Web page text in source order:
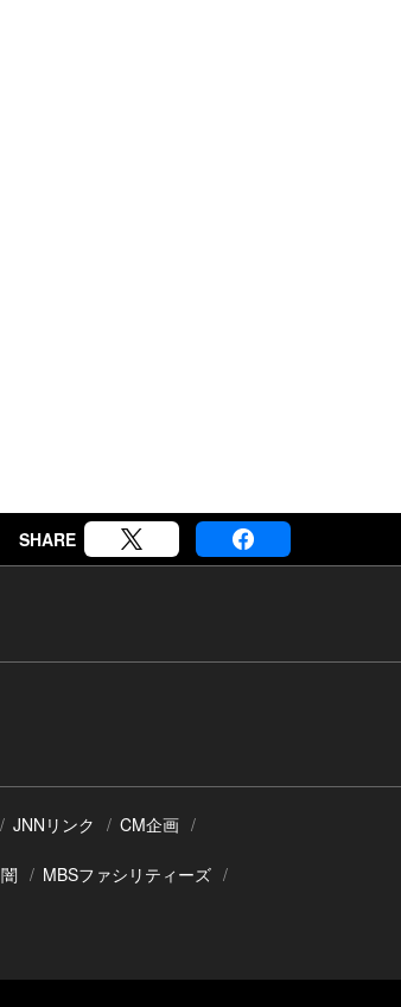
SHARE
JNNリンク CM企画
闇 MBSファシリティーズ